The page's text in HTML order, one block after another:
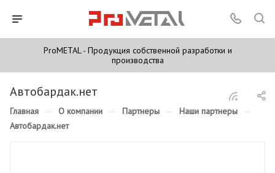
ProMETAL - Продукция собственной разработки и
производства
Автобардак.нет
Главная — О компании — Партнеры — Наши партнеры —
Автобардак.нет